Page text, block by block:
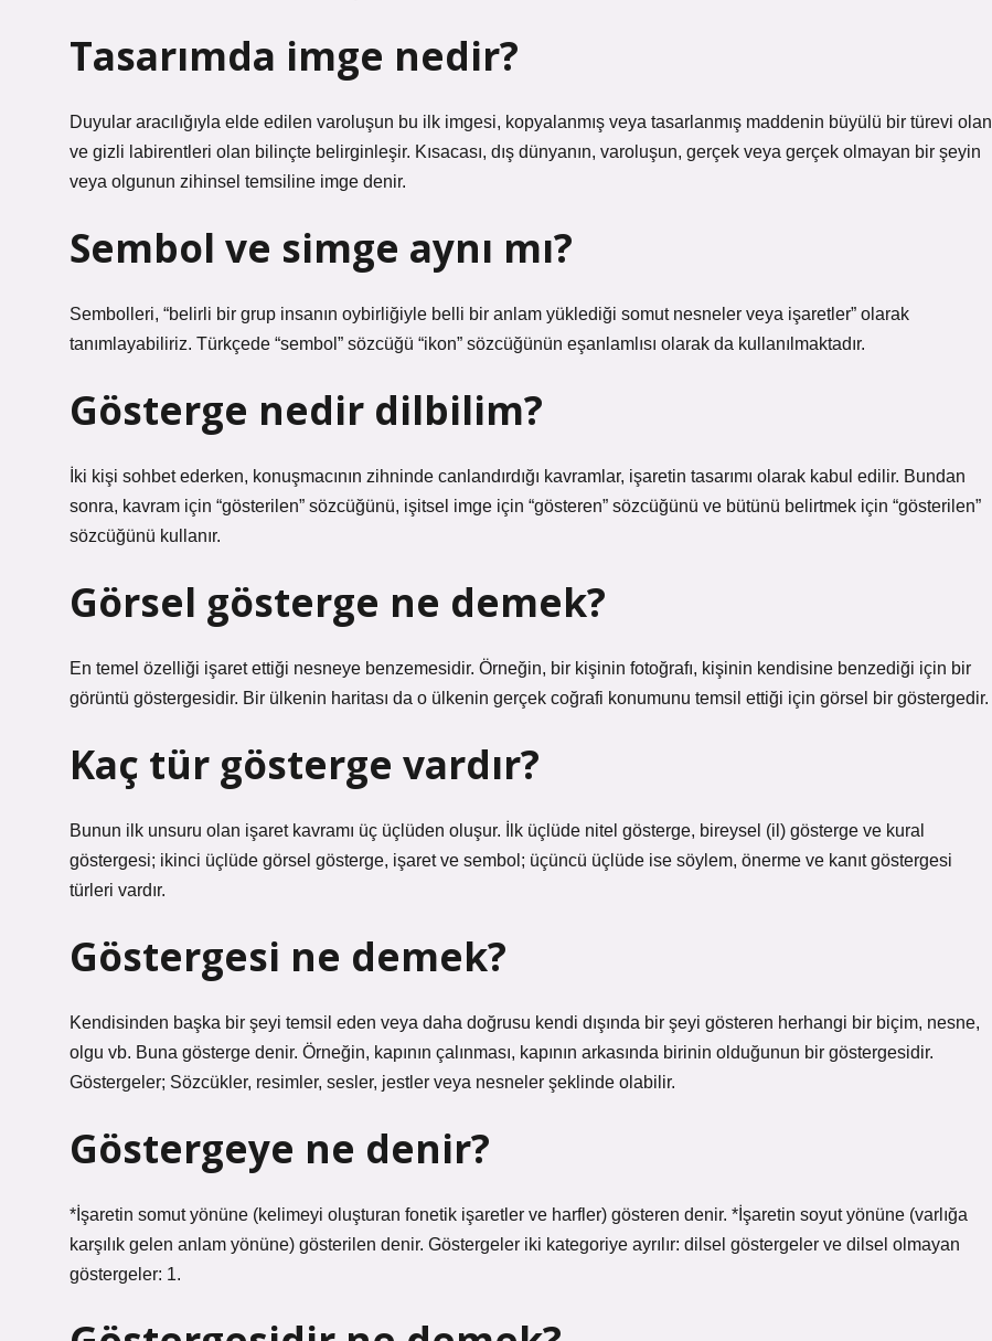
Tasarımda imge nedir?
Duyular aracılığıyla elde edilen varoluşun bu ilk imgesi, kopyalanmış veya tasarlanmış maddenin büyülü bir türevi olan
ve gizli labirentleri olan bilinçte belirginleşir. Kısacası, dış dünyanın, varoluşun, gerçek veya gerçek olmayan bir şeyin
veya olgunun zihinsel temsiline imge denir.
Sembol ve simge aynı mı?
Sembolleri, “belirli bir grup insanın oybirliğiyle belli bir anlam yüklediği somut nesneler veya işaretler” olarak
tanımlayabiliriz. Türkçede “sembol” sözcüğü “ikon” sözcüğünün eşanlamlısı olarak da kullanılmaktadır.
Gösterge nedir dilbilim?
İki kişi sohbet ederken, konuşmacının zihninde canlandırdığı kavramlar, işaretin tasarımı olarak kabul edilir. Bundan
sonra, kavram için “gösterilen” sözcüğünü, işitsel imge için “gösteren” sözcüğünü ve bütünü belirtmek için “gösterilen”
sözcüğünü kullanır.
Görsel gösterge ne demek?
En temel özelliği işaret ettiği nesneye benzemesidir. Örneğin, bir kişinin fotoğrafı, kişinin kendisine benzediği için bir
görüntü göstergesidir. Bir ülkenin haritası da o ülkenin gerçek coğrafi konumunu temsil ettiği için görsel bir göstergedir.
Kaç tür gösterge vardır?
Bunun ilk unsuru olan işaret kavramı üç üçlüden oluşur. İlk üçlüde nitel gösterge, bireysel (il) gösterge ve kural
göstergesi; ikinci üçlüde görsel gösterge, işaret ve sembol; üçüncü üçlüde ise söylem, önerme ve kanıt göstergesi
türleri vardır.
Göstergesi ne demek?
Kendisinden başka bir şeyi temsil eden veya daha doğrusu kendi dışında bir şeyi gösteren herhangi bir biçim, nesne,
olgu vb. Buna gösterge denir. Örneğin, kapının çalınması, kapının arkasında birinin olduğunun bir göstergesidir.
Göstergeler; Sözcükler, resimler, sesler, jestler veya nesneler şeklinde olabilir.
Göstergeye ne denir?
*İşaretin somut yönüne (kelimeyi oluşturan fonetik işaretler ve harfler) gösteren denir. *İşaretin soyut yönüne (varlığa
karşılık gelen anlam yönüne) gösterilen denir. Göstergeler iki kategoriye ayrılır: dilsel göstergeler ve dilsel olmayan
göstergeler: 1.